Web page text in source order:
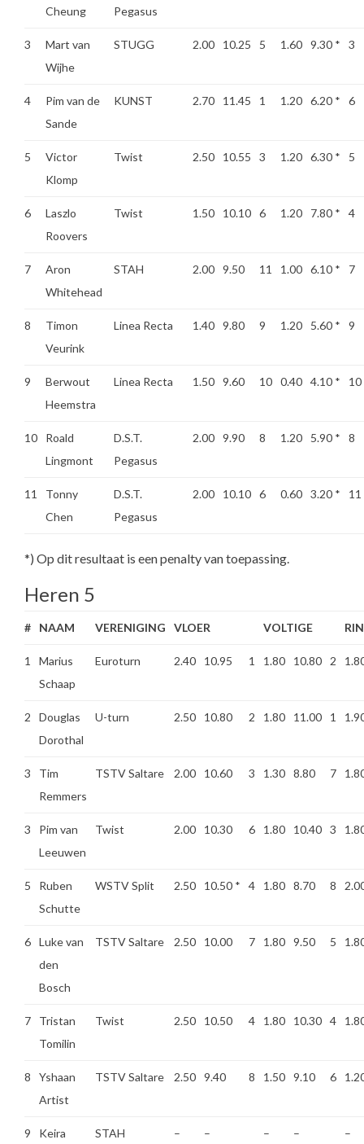
Cheung
Pegasus
3
Mart van
Wijhe
STUGG 2.00 10.25 5 1.60 9.30 * 3
4
Pim van de
Sande
KUNST 2.70 11.45 1 1.20 6.20 * 6
5
Victor
Klomp
Twist 2.50 10.55 3 1.20 6.30 * 5
6
Laszlo
Roovers
Twist 1.50 10.10 6 1.20 7.80 * 4
7
Aron
Whitehead
STAH 2.00 9.50 11 1.00 6.10 * 7
8
Timon
Veurink
Linea Recta 1.40 9.80 9 1.20 5.60 * 9
9
Berwout
Heemstra
Linea Recta 1.50 9.60 10 0.40 4.10 * 10
10
Roald
Lingmont
D.S.T.
Pegasus
2.00 9.90 8 1.20 5.90 * 8
11
Tonny
Chen
D.S.T.
Pegasus
2.00 10.10 6 0.60 3.20 * 11
*) Op dit resultaat is een penalty van toepassing.
Heren 5
# NAAM VERENIGING VLOER VOLTIGE
1
Marius
Schaap
Euroturn 2.40 10.95 1 1.80 10.80 2
2
Douglas
Dorothal
U-turn 2.50 10.80 2 1.80 11.00 1
3
Tim
Remmers
TSTV Saltare 2.00 10.60 3 1.30 8.80 7
3
Pim van
Leeuwen
Twist 2.00 10.30 6 1.80 10.40 3
5
Ruben
Schutte
WSTV Split 2.50 10.50 * 4 1.80 8.70 8
6 Luke van
den
Bosch
TSTV Saltare 2.50 10.00 7 1.80 9.50 5
7
Tristan
Tomilin
Twist 2.50 10.50 4 1.80 10.30 4
8
Yshaan
Artist
TSTV Saltare 2.50 9.40 8 1.50 9.10 6
9
Keira
STAH – – – – –